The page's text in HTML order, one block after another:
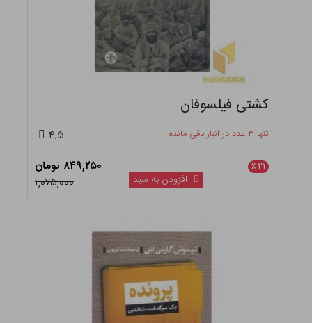
کشتی فیلسوفان
تنها ۳ عدد در انبار باقی مانده ۴.۵
۲۱ ٪
۸۴۹,۲۵۰ تومان
۱,۰۷۵,۰۰۰
افزودن به سبد